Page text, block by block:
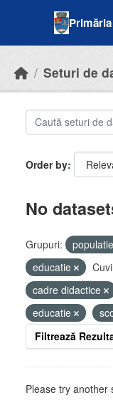
Seturi de
Order by
No
Grupuri: populatie
educatie
cadre didactice
educatie
Filtrează
Please try another